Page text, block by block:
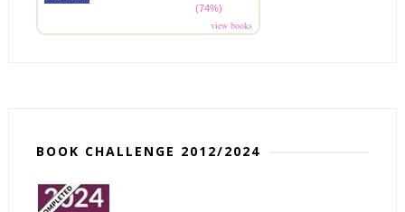
(74%)
view books
BOOK CHALLENGE 2012/2024